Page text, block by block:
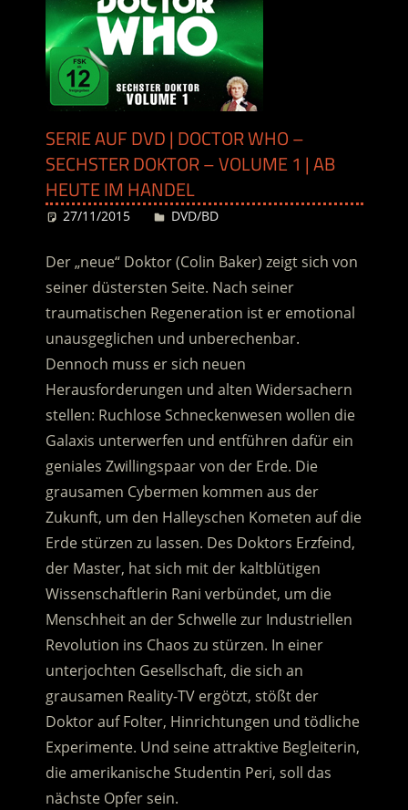
SERIE AUF DVD | DOCTOR WHO –
SECHSTER DOKTOR – VOLUME 1 | AB
HEUTE IM HANDEL
27/11/2015 Desiree
DVD/BD
Der „neue“ Doktor (Colin Baker) zeigt sich von
seiner düstersten Seite. Nach seiner
traumatischen Regeneration ist er emotional
unausgeglichen und unberechenbar.
Dennoch muss er sich neuen
Herausforderungen und alten Widersachern
stellen: Ruchlose Schneckenwesen wollen die
Galaxis unterwerfen und entführen dafür ein
geniales Zwillingspaar von der Erde. Die
grausamen Cybermen kommen aus der
Zukunft, um den Halleyschen Kometen auf die
Erde stürzen zu lassen. Des Doktors Erzfeind,
der Master, hat sich mit der kaltblütigen
Wissenschaftlerin Rani verbündet, um die
Menschheit an der Schwelle zur Industriellen
Revolution ins Chaos zu stürzen. In einer
unterjochten Gesellschaft, die sich an
grausamen Reality-TV ergötzt, stößt der
Doktor auf Folter, Hinrichtungen und tödliche
Experimente. Und seine attraktive Begleiterin,
die amerikanische Studentin Peri, soll das
nächste Opfer sein.